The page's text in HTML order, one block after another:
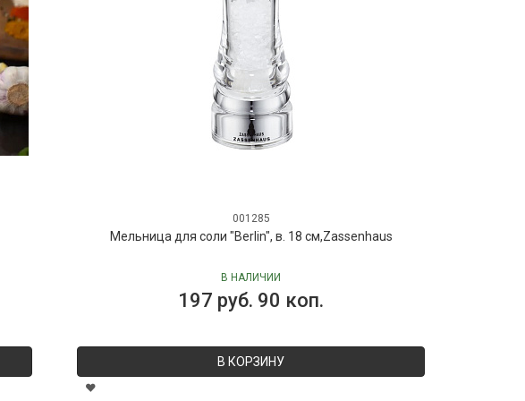
001285
Мельница для соли "Berlin", в. 18 см,Zassenhaus
В НАЛИЧИИ
197 руб. 90 коп.
В КОРЗИНУ